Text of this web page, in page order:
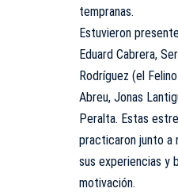
tempranas.
Estuvieron
Eduard Cabrera,
Rodríguez (el
Abreu, Jonas
Peralta. Estas
practicaron junto a
sus experiencias y
motivación.